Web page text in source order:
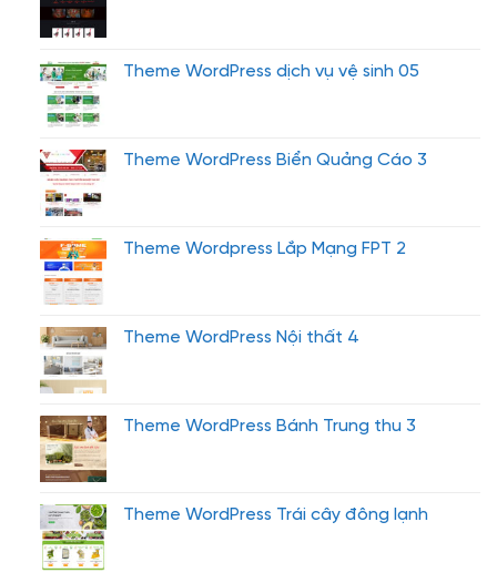
Theme WordPress dịch vụ vệ sinh 05
Theme WordPress Biển Quảng Cáo 3
Theme Wordpress Lắp Mạng FPT 2
Theme WordPress Nội thất 4
Theme WordPress Bánh Trung thu 3
Theme WordPress Trái cây đông lạnh